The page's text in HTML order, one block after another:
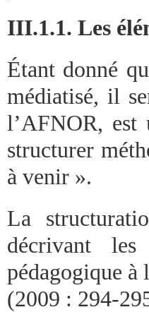
III.1.1. Les
Étant donné
médiatisé, il
l’AFNOR, est
structurer
à venir ».
La
décrivant
pédagogique à
(2009 : 294-